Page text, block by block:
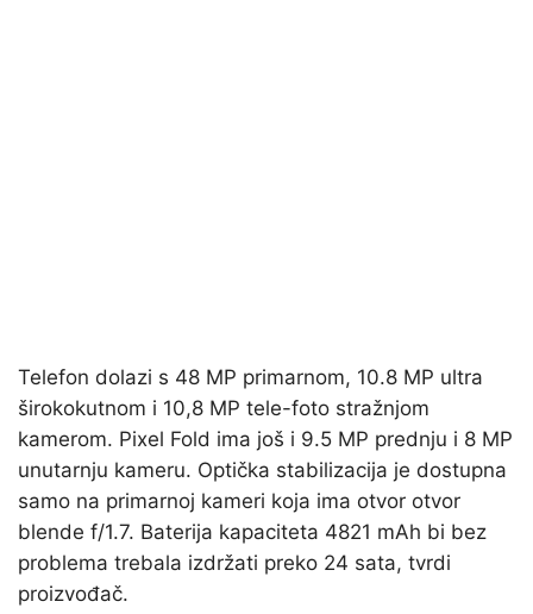
Telefon dolazi s 48 MP primarnom, 10.8 MP ultra
širokokutnom i 10,8 MP tele-foto stražnjom
kamerom. Pixel Fold ima još i 9.5 MP prednju i 8 MP
unutarnju kameru. Optička stabilizacija je dostupna
samo na primarnoj kameri koja ima otvor otvor
blende f/1.7. Baterija kapaciteta 4821 mAh bi bez
problema trebala izdržati preko 24 sata, tvrdi
proizvođač.